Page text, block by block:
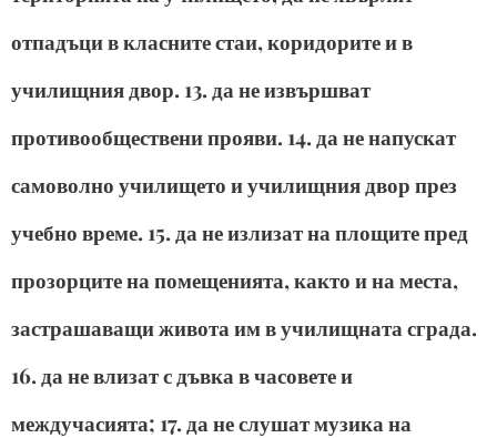
отпадъци в класните стаи, коридорите и в
училищния двор. 13. да не извършват
противообществени прояви. 14. да не напускат
самоволно училището и училищния двор през
учебно време. 15. да не излизат на площите пред
прозорците на помещенията, както и на места,
застрашаващи живота им в училищната сграда.
16. да не влизат с дъвка в часовете и
междучасията; 17. да не слушат музика на